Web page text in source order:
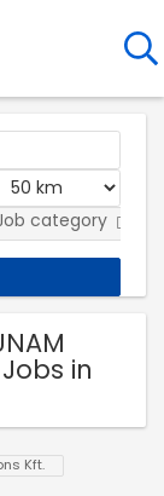
category
in
Kft.